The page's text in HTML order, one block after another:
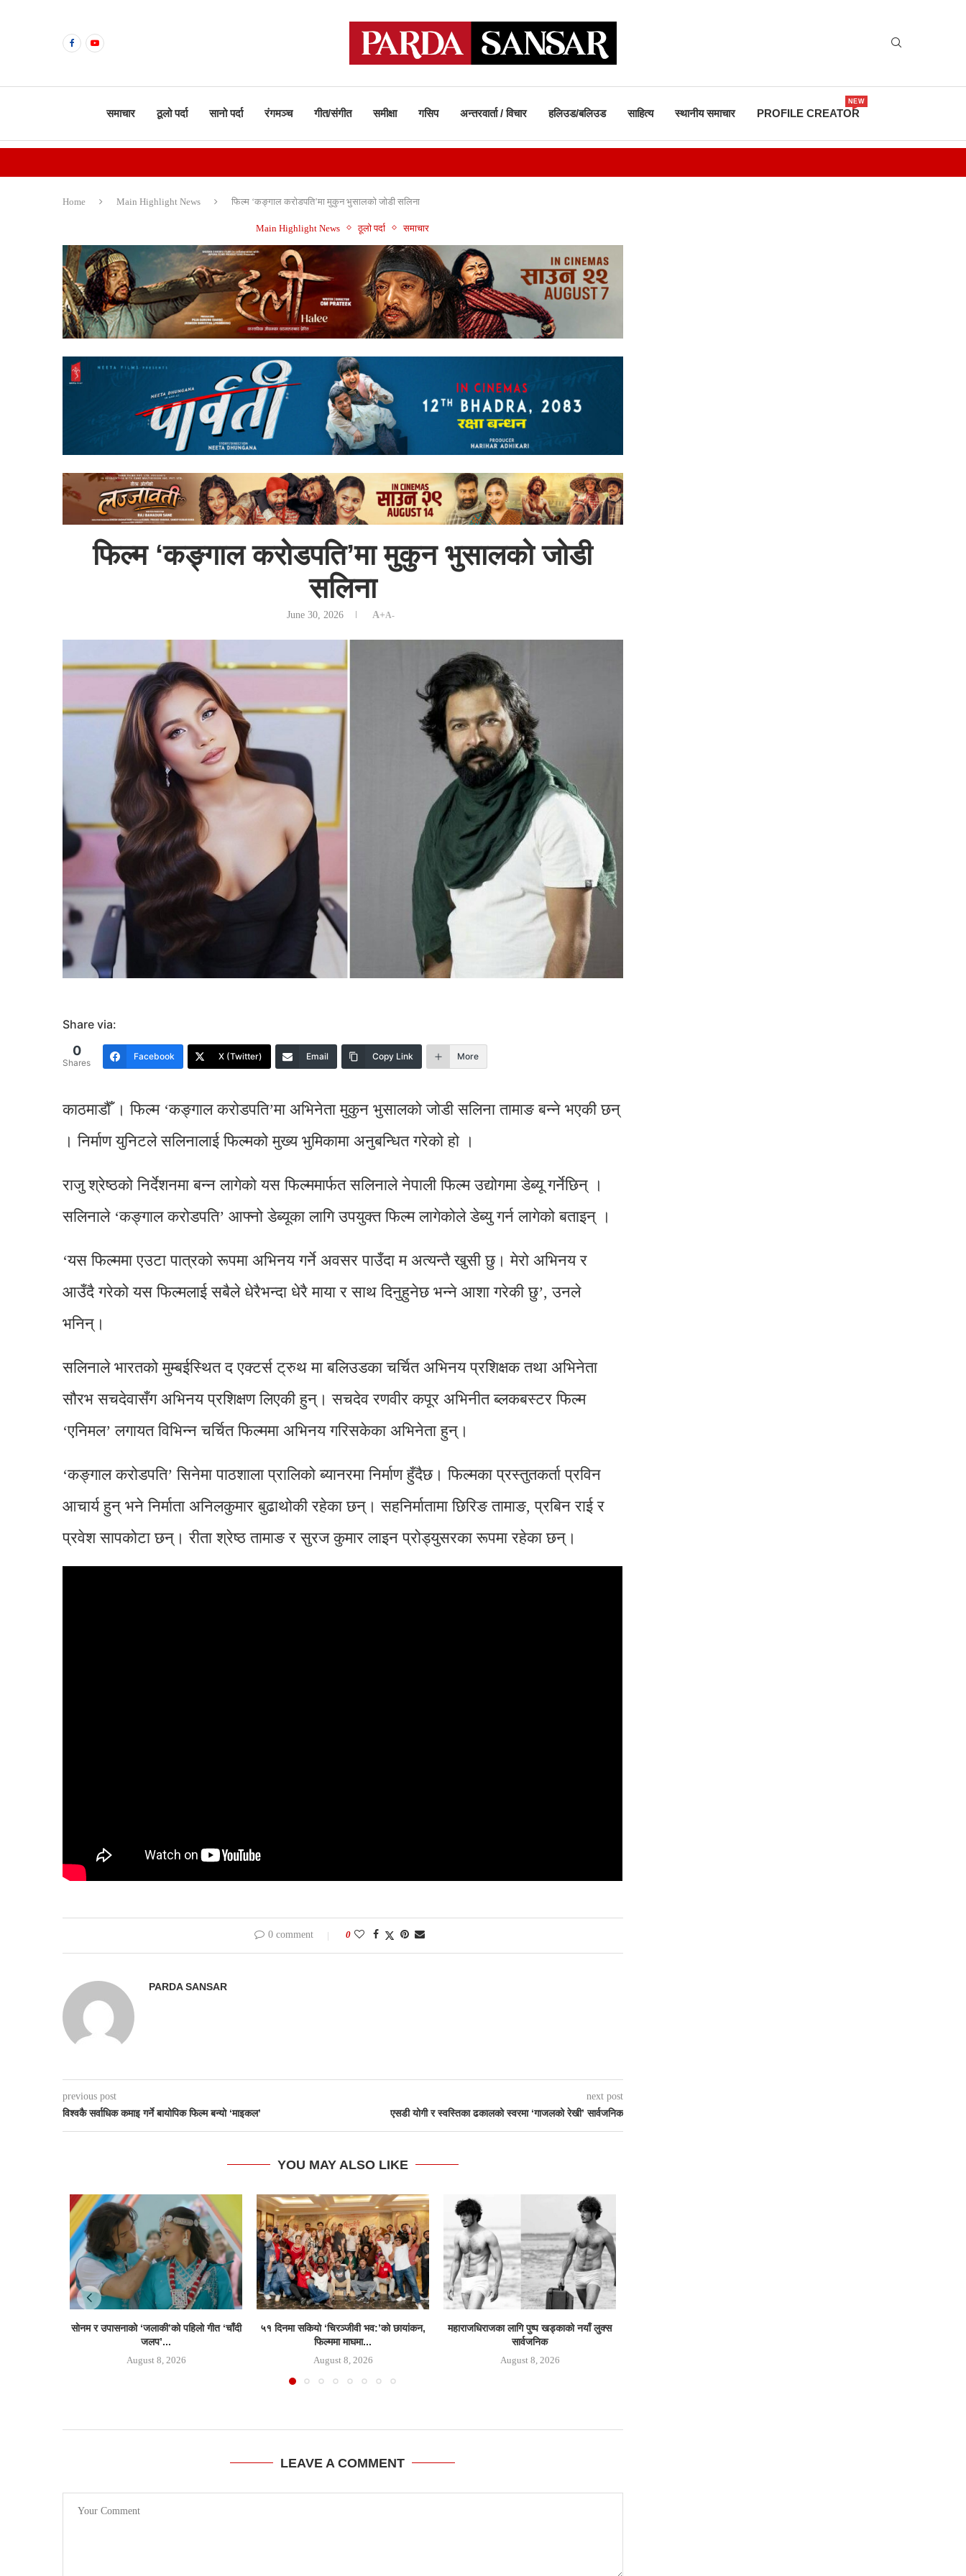
समाचार ठूलो पर्दा सानो पर्दा रंगमञ्च गीत/संगीत समीक्षा गसिप अन्तरवार्ता / विचार हलिउड/बलिउड साहित्य स्थानीय समाचार PROFILE CREATOR
NEW
Home Main Highlight News फिल्म ‘कङ्गाल करोडपति’मा मुकुन भुसालको जोडी सलिना
Main Highlight News ठूलो पर्दा समाचार
फिल्म ‘कङ्गाल करोडपति’मा मुकुन भुसालको जोडी
सलिना
June 30, 2026 A+A-
Share via:
0
Shares
Facebook X (Twitter) Email Copy Link More
काठमाडौँ । फिल्म ‘कङ्गाल करोडपति’मा अभिनेता मुकुन भुसालको जोडी सलिना तामाङ बन्ने भएकी छन्
। निर्माण युनिटले सलिनालाई फिल्मको मुख्य भुमिकामा अनुबन्धित गरेको हो ।
राजु श्रेष्ठको निर्देशनमा बन्न लागेको यस फिल्ममार्फत सलिनाले नेपाली फिल्म उद्योगमा डेब्यू गर्नेछिन् ।
सलिनाले ‘कङ्गाल करोडपति’ आफ्नो डेब्यूका लागि उपयुक्त फिल्म लागेकोले डेब्यु गर्न लागेको बताइन् ।
‘यस फिल्ममा एउटा पात्रको रूपमा अभिनय गर्ने अवसर पाउँदा म अत्यन्तै खुसी छु। मेरो अभिनय र
आउँदै गरेको यस फिल्मलाई सबैले धेरैभन्दा धेरै माया र साथ दिनुहुनेछ भन्ने आशा गरेकी छु’, उनले
भनिन्।
सलिनाले भारतको मुम्बईस्थित द एक्टर्स ट्रुथ मा बलिउडका चर्चित अभिनय प्रशिक्षक तथा अभिनेता
सौरभ सचदेवासँग अभिनय प्रशिक्षण लिएकी हुन्। सचदेव रणवीर कपूर अभिनीत ब्लकबस्टर फिल्म
‘एनिमल’ लगायत विभिन्न चर्चित फिल्ममा अभिनय गरिसकेका अभिनेता हुन्।
‘कङ्गाल करोडपति’ सिनेमा पाठशाला प्रालिको ब्यानरमा निर्माण हुँदैछ। फिल्मका प्रस्तुतकर्ता प्रविन
आचार्य हुन् भने निर्माता अनिलकुमार बुढाथोकी रहेका छन्। सहनिर्मातामा छिरिङ तामाङ, प्रबिन राई र
प्रवेश सापकोटा छन्। रीता श्रेष्ठ तामाङ र सुरज कुमार लाइन प्रोड्युसरका रूपमा रहेका छन्।
0 comment 0
PARDA SANSAR
previous post
विश्वकै सर्वाधिक कमाइ गर्ने बायोपिक फिल्म बन्यो ‘माइकल’
next post
एसडी योगी र स्वस्तिका ढकालको स्वरमा ‘गाजलको रेखी’ सार्वजनिक
YOU MAY ALSO LIKE
साेनम र उपासनाकाे ‘जलाकी’को पहिलो गीत ‘चाँदी
जलप’...
August 8, 2026
५१ दिनमा सकियो ‘चिरञ्जीवी भव:’को छायांकन,
फिल्ममा माघमा...
August 8, 2026
महाराजधिराजका लागि पुष्प खड्काको नयाँ लुक्स
सार्वजनिक
August 8, 2026
LEAVE A COMMENT